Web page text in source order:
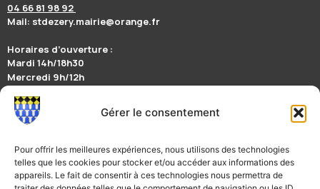
Gérer le consentement
Pour offrir les meilleures expériences, nous utilisons des technologies
telles que les cookies pour stocker et/ou accéder aux informations des
appareils. Le fait de consentir à ces technologies nous permettra de
04 66 81 98 92
Mail: stdezery.mairie@orange.fr
Horaires d’ouverture :
Mardi 14h/18h30
Mercredi 9h/12h
Jeudi 14h/17h
Vendredi 9h/12h
Restez informés en téléchargeant l’appli mobile illiwap